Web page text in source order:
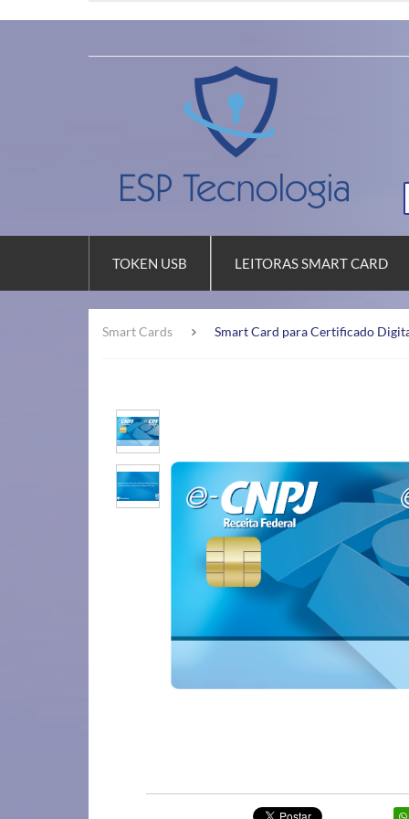
TOKEN USB LEITORAS SMART CARD
Smart Cards Smart Card para Certificado